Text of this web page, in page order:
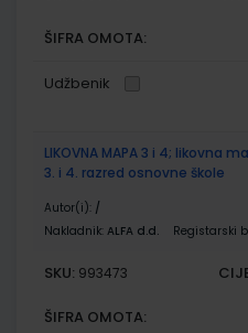
ŠIFRA OMOTA:
Udžbenik
LIKOVNA MAPA 3 i 4; likovna
3. i 4. razred osnovne škole
Autor(i): /
Nakladnik: ALFA d.d. Registarski
SKU: 993473
ŠIFRA OMOTA: